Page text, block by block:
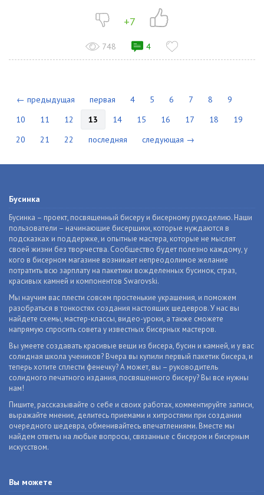
+7
748 4
← предыдущая первая 4 5 6 7 8
9
10
11 12 13 14 15 16 17 18
19
20
21 22 последняя следующая →
Бусинка
Бусинка – проект, посвященный бисеру и бисерному рукоделию. Наши
пользователи – начинающие бисерщики, которые нуждаются в
подсказках и поддержке, и опытные мастера, которые не мыслят
своей жизни без творчества. Сообщество будет полезно каждому, у
кого в бисерном магазине возникает непреодолимое желание
потратить всю зарплату на пакетики вожделенных бусинок, страз,
красивых камней и компонентов Swarovski.
Мы научим вас плести совсем простенькие украшения, и поможем
разобраться в тонкостях создания настоящих шедевров. У нас вы
найдете схемы, мастер-классы, видео-уроки, а также сможете
напрямую спросить совета у известных бисерных мастеров.
Вы умеете создавать красивые вещи из бисера, бусин и камней, и у вас
солидная школа учеников? Вчера вы купили первый пакетик бисера, и
теперь хотите сплести фенечку? А может, вы – руководитель
солидного печатного издания, посвященного бисеру? Вы все нужны
нам!
Пишите, рассказывайте о себе и своих работах, комментируйте записи,
выражайте мнение, делитесь приемами и хитростями при создании
очередного шедевра, обменивайтесь впечатлениями. Вместе мы
найдем ответы на любые вопросы, связанные с бисером и бисерным
искусством.
Вы можете